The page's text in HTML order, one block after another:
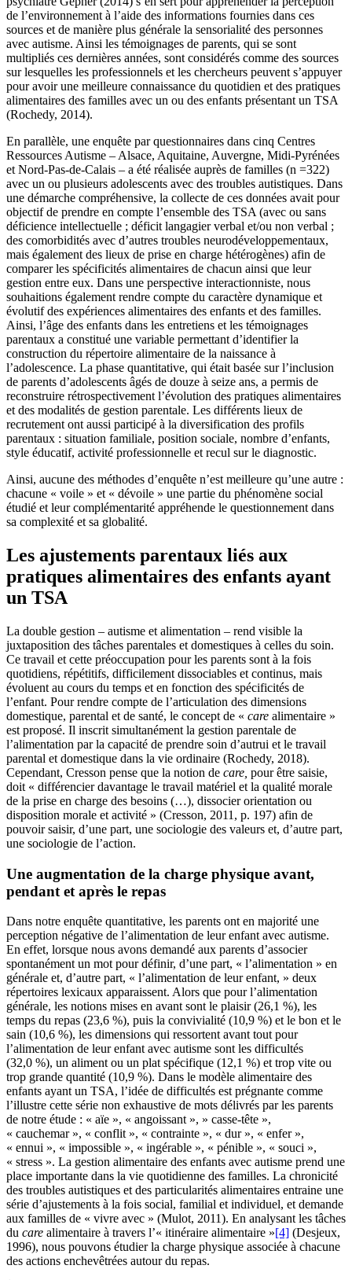
de l’environnement à l’aide des informations fournies dans ces
sources et de manière plus générale la sensorialité des personnes
avec autisme. Ainsi les témoignages de parents, qui se sont
multipliés ces dernières années, sont considérés comme des sources
sur lesquelles les professionnels et les chercheurs peuvent s’appuyer
pour avoir une meilleure connaissance du quotidien et des pratiques
alimentaires des familles avec un ou des enfants présentant un TSA
(Rochedy, 2014).
En parallèle, une enquête par questionnaires dans cinq Centres
Ressources Autisme – Alsace, Aquitaine, Auvergne, Midi-Pyrénées
et Nord-Pas-de-Calais – a été réalisée auprès de familles (n =322)
avec un ou plusieurs adolescents avec des troubles autistiques. Dans
une démarche compréhensive, la collecte de ces données avait pour
objectif de prendre en compte l’ensemble des TSA (avec ou sans
déficience intellectuelle ; déficit langagier verbal et/ou non verbal ;
des comorbidités avec d’autres troubles neurodéveloppementaux,
mais également des lieux de prise en charge hétérogènes) afin de
comparer les spécificités alimentaires de chacun ainsi que leur
gestion entre eux. Dans une perspective interactionniste, nous
souhaitions également rendre compte du caractère dynamique et
évolutif des expériences alimentaires des enfants et des familles.
Ainsi, l’âge des enfants dans les entretiens et les témoignages
parentaux a constitué une variable permettant d’identifier la
construction du répertoire alimentaire de la naissance à
l’adolescence. La phase quantitative, qui était basée sur l’inclusion
de parents d’adolescents âgés de douze à seize ans, a permis de
reconstruire rétrospectivement l’évolution des pratiques alimentaires
et des modalités de gestion parentale. Les différents lieux de
recrutement ont aussi participé à la diversification des profils
parentaux : situation familiale, position sociale, nombre d’enfants,
style éducatif, activité professionnelle et recul sur le diagnostic.
Ainsi, aucune des méthodes d’enquête n’est meilleure qu’une autre :
chacune « voile » et « dévoile » une partie du phénomène social
étudié et leur complémentarité appréhende le questionnement dans
sa complexité et sa globalité.
Les ajustements parentaux liés aux
pratiques alimentaires des enfants ayant
un TSA
La double gestion – autisme et alimentation – rend visible la
juxtaposition des tâches parentales et domestiques à celles du soin.
Ce travail et cette préoccupation pour les parents sont à la fois
quotidiens, répétitifs, difficilement dissociables et continus, mais
évoluent au cours du temps et en fonction des spécificités de
l’enfant. Pour rendre compte de l’articulation des dimensions
domestique, parental et de santé, le concept de « care alimentaire »
est proposé. Il inscrit simultanément la gestion parentale de
l’alimentation par la capacité de prendre soin d’autrui et le travail
parental et domestique dans la vie ordinaire (Rochedy, 2018).
Cependant, Cresson pense que la notion de care, pour être saisie,
doit « différencier davantage le travail matériel et la qualité morale
de la prise en charge des besoins (…), dissocier orientation ou
disposition morale et activité » (Cresson, 2011, p. 197) afin de
pouvoir saisir, d’une part, une sociologie des valeurs et, d’autre part,
une sociologie de l’action.
Une augmentation de la charge physique avant,
pendant et après le repas
Dans notre enquête quantitative, les parents ont en majorité une
perception négative de l’alimentation de leur enfant avec autisme.
En effet, lorsque nous avons demandé aux parents d’associer
spontanément un mot pour définir, d’une part, « l’alimentation » en
générale et, d’autre part, « l’alimentation de leur enfant, » deux
répertoires lexicaux apparaissent. Alors que pour l’alimentation
générale, les notions mises en avant sont le plaisir (26,1 %), les
temps du repas (23,6 %), puis la convivialité (10,9 %) et le bon et le
sain (10,6 %), les dimensions qui ressortent avant tout pour
l’alimentation de leur enfant avec autisme sont les difficultés
(32,0 %), un aliment ou un plat spécifique (12,1 %) et trop vite ou
trop grande quantité (10,9 %). Dans le modèle alimentaire des
enfants ayant un TSA, l’idée de difficultés est prégnante comme
l’illustre cette série non exhaustive de mots délivrés par les parents
de notre étude : « aïe », « angoissant », » casse-tête »,
« cauchemar », « conflit », « contrainte », « dur », « enfer »,
« ennui », « impossible », « ingérable », « pénible », « souci »,
« stress ». La gestion alimentaire des enfants avec autisme prend une
place importante dans la vie quotidienne des familles. La chronicité
des troubles autistiques et des particularités alimentaires entraine une
série d’ajustements à la fois social, familial et individuel, et demande
aux familles de « vivre avec » (Mulot, 2011). En analysant les tâches
du care alimentaire à travers l’« itinéraire alimentaire »[4] (Desjeux,
1996), nous pouvons étudier la charge physique associée à chacune
des actions enchevêtrées autour du repas.